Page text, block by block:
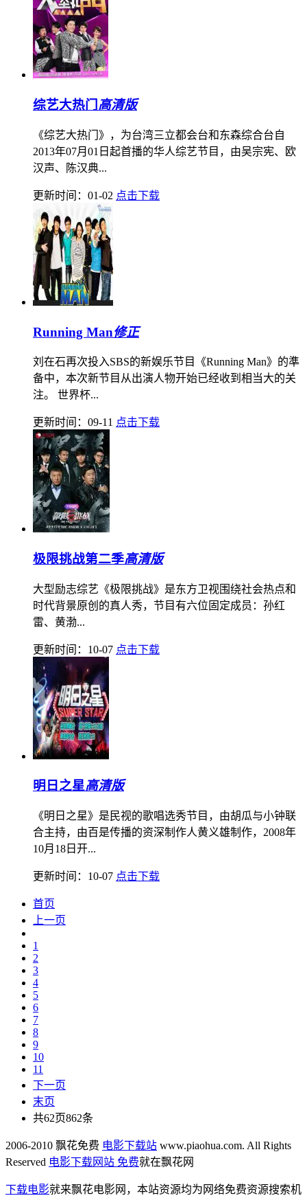
综艺大热门 高清版
《综艺大热门》，为台湾三立都会台和东森综合台自
2013年07月01日起首播的华人综艺节目，由吴宗宪、欧
汉声、陈汉典...
更新时间：01-02 点击下载
Running Man修正
刘在石再次投入SBS的新娱乐节目《Running Man》的準
备中，本次新节目从出演人物开始已经收到相当大的关
注。 世界杯...
更新时间：09-11 点击下载
极限挑战第二季高清版
大型励志综艺《极限挑战》是东方卫视围绕社会热点和
时代背景原创的真人秀，节目有六位固定成员：孙红
雷、黄渤...
更新时间：10-07 点击下载
明日之星高清版
《明日之星》是民视的歌唱选秀节目，由胡瓜与小钟联
合主持，由百是传播的资深制作人黄义雄制作，2008年
10月18日开...
更新时间：10-07 点击下载
首页
上一页
1
2
3
4
5
6
7
8
9
10
11
下一页
末页
共62页862条
2006-2010 飘花免费 电影下载站 www.piaohua.com. All Rights
Reserved 电影下载网站 免费就在飘花网
下载电影就来飘花电影网，本站资源均为网络免费资源搜索机